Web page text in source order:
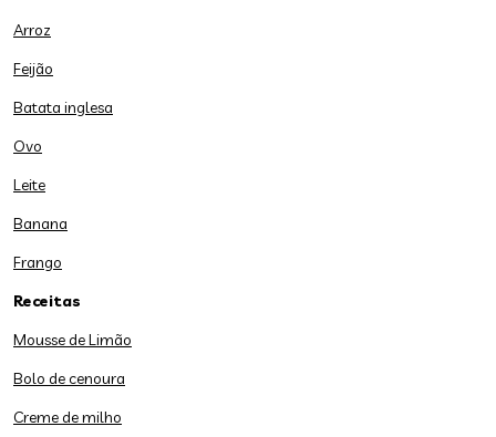
Arroz
Feijão
Batata inglesa
Ovo
Leite
Banana
Frango
Receitas
Mousse de Limão
Bolo de cenoura
Creme de milho